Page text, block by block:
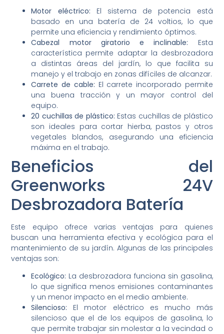
Motor eléctrico: El sistema de potencia está
basado en una batería de 24 voltios, lo que
permite una eficiencia y rendimiento óptimos.
Cabezal motor giratorio e inclinable: Esta
característica permite adaptar la desbrozadora
a distintas áreas del jardín, lo que facilita su
manejo y el trabajo en zonas difíciles de alcanzar.
Carrete de cable: El carrete incorporado permite
una buena tracción y un mayor control del
equipo.
20 cuchillas de plástico: Estas cuchillas de plástico
son ideales para cortar hierba, pastos y otros
vegetales blandos, asegurando una eficiencia
máxima en el trabajo.
Beneficios del
Greenworks 24V
Desbrozadora Batería
Este equipo ofrece varias ventajas para quienes
buscan una herramienta efectiva y ecológica para el
mantenimiento de su jardín. Algunas de las principales
ventajas son:
Ecológico: La desbrozadora funciona sin gasolina,
lo que significa menos emisiones contaminantes
y un menor impacto en el medio ambiente.
Silencioso: El motor eléctrico es mucho más
silencioso que el de los equipos de gasolina, lo
que permite trabajar sin molestar a la vecindad o